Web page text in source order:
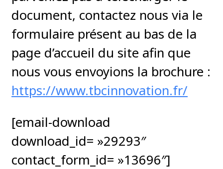
document, contactez nous via le
formulaire présent au bas de la
page d’accueil du site afin que
nous vous envoyions la brochure :
https://www.tbcinnovation.fr/
[email-download
download_id= »29293″
contact_form_id= »13696″]